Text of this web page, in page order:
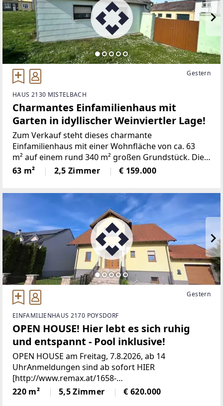
Gestern
HAUS 2130 MISTELBACH
Charmantes Einfamilienhaus mit
Garten in idyllischer Weinviertler Lage!
Zum Verkauf steht dieses charmante
Einfamilienhaus mit einer Wohnfläche von ca. 63
m² auf einem rund 340 m² großen Grundstück. Die
Immobilie überzeugt durch ihren gemütlichen
Charakter, eine durchdachte Raumaufteilung und
63 m² 2,5 Zimmer € 159.000
Gestern
EINFAMILIENHAUS 2170 POYSDORF
OPEN HOUSE! Hier lebt es sich ruhig
und entspannt - Pool inklusive!
OPEN HOUSE am Freitag, 7.8.2026, ab 14
UhrAnmeldungen sind ab sofort HIER
[http://www.remax.at/1658-
3641]möglich!_Charmantes, geräumiges
Einfamilienhaus in Poysdorf - ruhige
220 m² 5,5 Zimmer € 620.000